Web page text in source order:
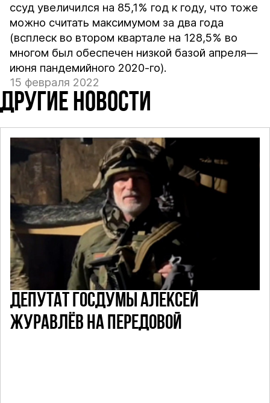
ссуд увеличился на 85,1% год к году, что тоже
можно считать максимумом за два года
(всплеск во втором квартале на 128,5% во
многом был обеспечен низкой базой апреля—
июня пандемийного 2020-го).
15 февраля 2022
ДРУГИЕ НОВОСТИ
ДЕПУТАТ ГОСДУМЫ АЛЕКСЕЙ
ЖУРАВЛЁВ НА ПЕРЕДОВОЙ